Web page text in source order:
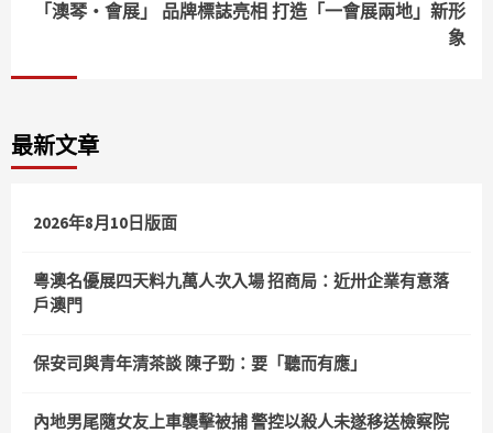
「澳琴‧會展」 品牌標誌亮相 打造「一會展兩地」新形
象
最新文章
2026年8月10日版面
粵澳名優展四天料九萬人次入場 招商局：近卅企業有意落
戶澳門
保安司與青年清茶談 陳子勁：要「聽而有應」
內地男尾隨女友上車襲擊被捕 警控以殺人未遂移送檢察院